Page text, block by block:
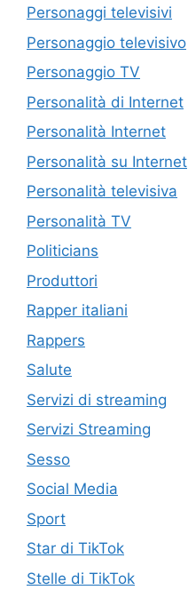
Personaggi televisivi
Personaggio televisivo
Personaggio TV
Personalità di Internet
Personalità Internet
Personalità su Internet
Personalità televisiva
Personalità TV
Politicians
Produttori
Rapper italiani
Rappers
Salute
Servizi di streaming
Servizi Streaming
Sesso
Social Media
Sport
Star di TikTok
Stelle di TikTok